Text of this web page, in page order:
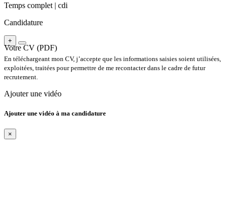
Temps complet | cdi
Candidature
Votre CV (PDF)
+
En téléchargeant mon CV, j’accepte que les informations saisies soient utilisées,
exploitées, traitées pour permettre de me recontacter dans le cadre de futur
recrutement.
Ajouter une vidéo
Ajouter une vidéo à ma candidature
×